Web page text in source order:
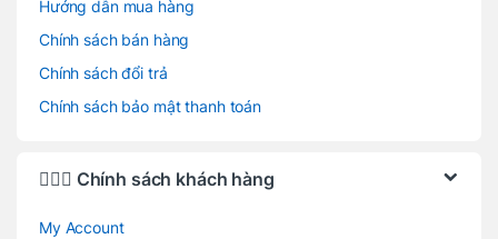
Hướng dẫn mua hàng
Chính sách bán hàng
Chính sách đổi trả
Chính sách bảo mật thanh toán
🙋🏻‍♂️ Chính sách khách hàng
My Account